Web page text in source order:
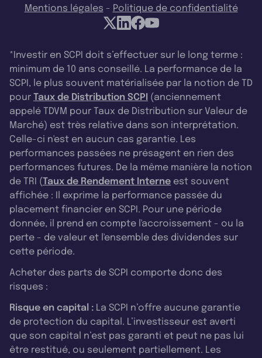
Mentions légales - Politique de confidentialité
*Investir en SCPI doit s’effectuer sur le long terme :
minimum de 10 ans conseillé. La performance de la
SCPI, le plus souvent matérialisée par la notion de TD
pour Taux de Distribution SCPI (anciennement
appelé TDVM pour Taux de Distribution sur Valeur de
Marché) est très relative dans son interprétation.
Celle-ci n'est en aucun cas garantie. Les
performances passées ne présagent en rien des
performances futures. De la même manière la notion
de TRI (Taux de Rendement Interne est souvent
affichée : Il exprime la performance passée du
placement financier en SCPI. Pour une période
donnée, il prend en compte l'accroissement - ou la
perte - de valeur et l'ensemble des dividendes sur
cette période.
Acheter des parts de SCPI comporte donc des
risques :
Risque en capital : La SCPI n’offre aucune garantie
de protection du capital. L’investisseur est averti
que son capital n’est pas garanti et peut ne pas lui
être restitué, ou seulement partiellement. Les